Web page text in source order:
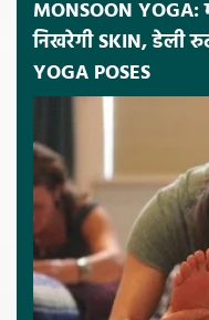
MONSOON
निखरेगी SKIN, डेली
YOGA POSES